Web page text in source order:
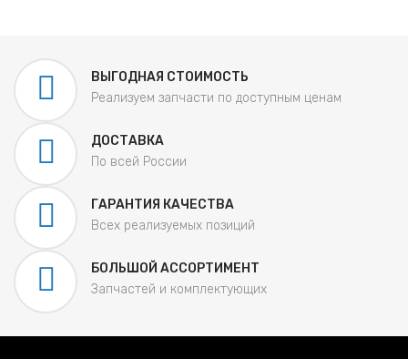
ВЫГОДНАЯ СТОИМОСТЬ
Реализуем запчасти по доступным ценам
ДОСТАВКА
По всей России
ГАРАНТИЯ КАЧЕСТВА
Всех реализуемых позиций
БОЛЬШОЙ АССОРТИМЕНТ
Запчастей и комплектующих